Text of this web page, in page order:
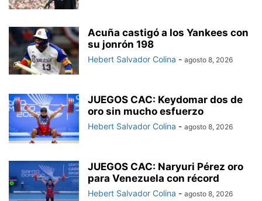
Acuña castigó a los Yankees con
su jonrón 198
Hebert Salvador Colina - agosto 8, 2026
JUEGOS CAC: Keydomar dos de
oro sin mucho esfuerzo
Hebert Salvador Colina - agosto 8, 2026
JUEGOS CAC: Naryuri Pérez oro
para Venezuela con récord
Hebert Salvador Colina - agosto 8, 2026